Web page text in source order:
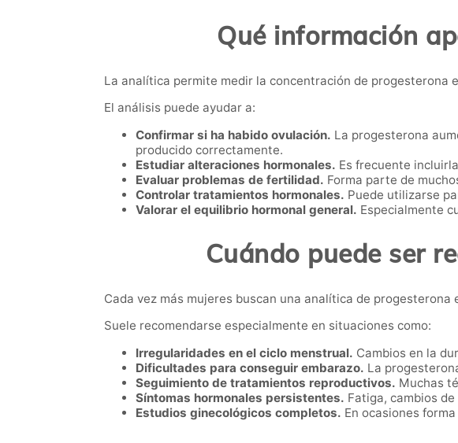
Qué información
La analítica permite medir la concentración de progesterona
El análisis puede ayudar a:
Confirmar si ha habido ovulación. La progesterona
producido correctamente.
Estudiar alteraciones hormonales. Es frecuente
Evaluar problemas de fertilidad. Forma parte de
Controlar tratamientos hormonales. Puede utilizarse
Valorar el equilibrio hormonal general. Especialmente
Cuándo puede ser
Cada vez más mujeres buscan una analítica de
Suele recomendarse especialmente en situaciones como:
Irregularidades en el ciclo menstrual. Cambios en la
Dificultades para conseguir embarazo. La
Seguimiento de tratamientos reproductivos. Muchas
Síntomas hormonales persistentes. Fatiga, cambios
Estudios ginecológicos completos. En ocasiones